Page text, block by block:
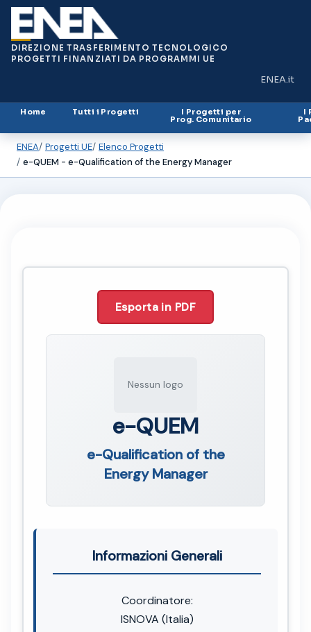
DIREZIONE TRASFERIMENTO TECNOLOGICO
PROGETTI FINANZIATI DA PROGRAMMI UE
ENEA.it
(si apre in
Home Tutti i Progetti I Progetti per
Prog. Comunitario
I
ENEA Progetti UE Elenco Progetti
e-QUEM - e-Qualification of the Energy Manager
Esporta in PDF
Nessun logo
e-QUEM
e-Qualification of the
Energy Manager
Informazioni Generali
Coordinatore:
ISNOVA (Italia)